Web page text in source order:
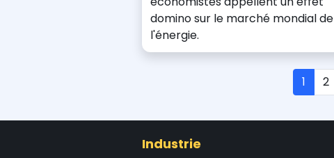
domino sur le marché mondial de
l'énergie.
1 2
Industrie